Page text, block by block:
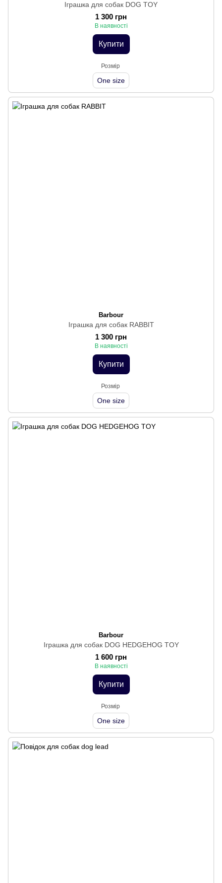
Іграшка для собак DOG TOY
1 300 грн
В наявності
Купити
Розмір
One size
Barbour
Іграшка для собак RABBIT
1 300 грн
В наявності
Купити
Розмір
One size
Barbour
Іграшка для собак DOG HEDGEHOG TOY
1 600 грн
В наявності
Купити
Розмір
One size